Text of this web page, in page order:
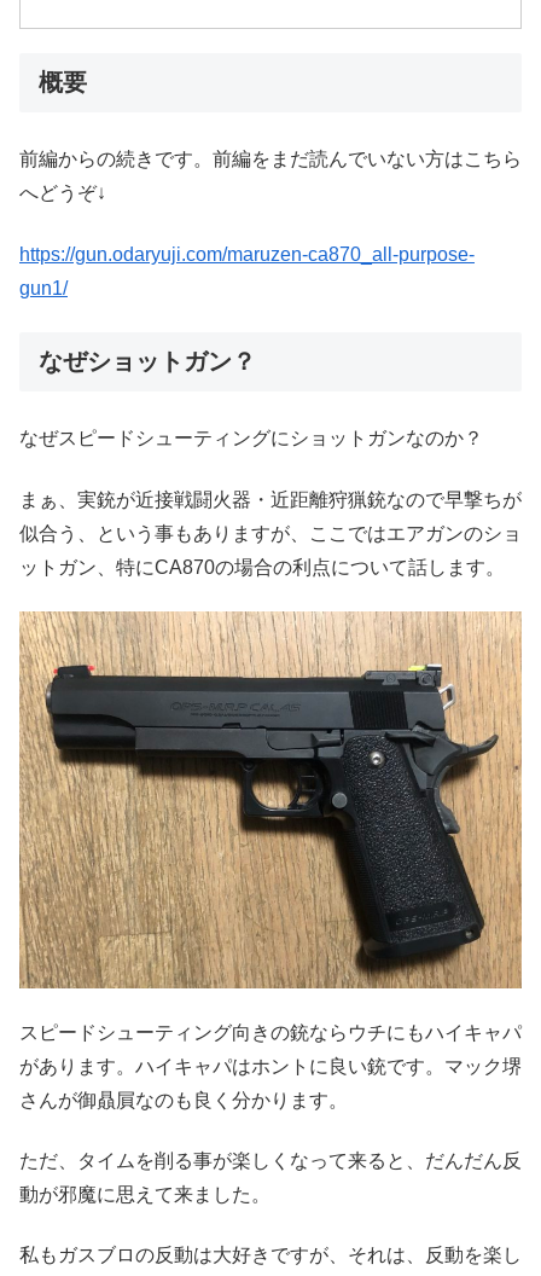
概要
前編からの続きです。前編をまだ読んでいない方はこちら
へどうぞ↓
https://gun.odaryuji.com/maruzen-ca870_all-purpose-
gun1/
なぜショットガン？
なぜスピードシューティングにショットガンなのか？
まぁ、実銃が近接戦闘火器・近距離狩猟銃なので早撃ちが
似合う、という事もありますが、ここではエアガンのショ
ットガン、特にCA870の場合の利点について話します。
スピードシューティング向きの銃ならウチにもハイキャパ
があります。ハイキャパはホントに良い銃です。マック堺
さんが御贔屓なのも良く分かります。
ただ、タイムを削る事が楽しくなって来ると、だんだん反
動が邪魔に思えて来ました。
私もガスブロの反動は大好きですが、それは、反動を楽し